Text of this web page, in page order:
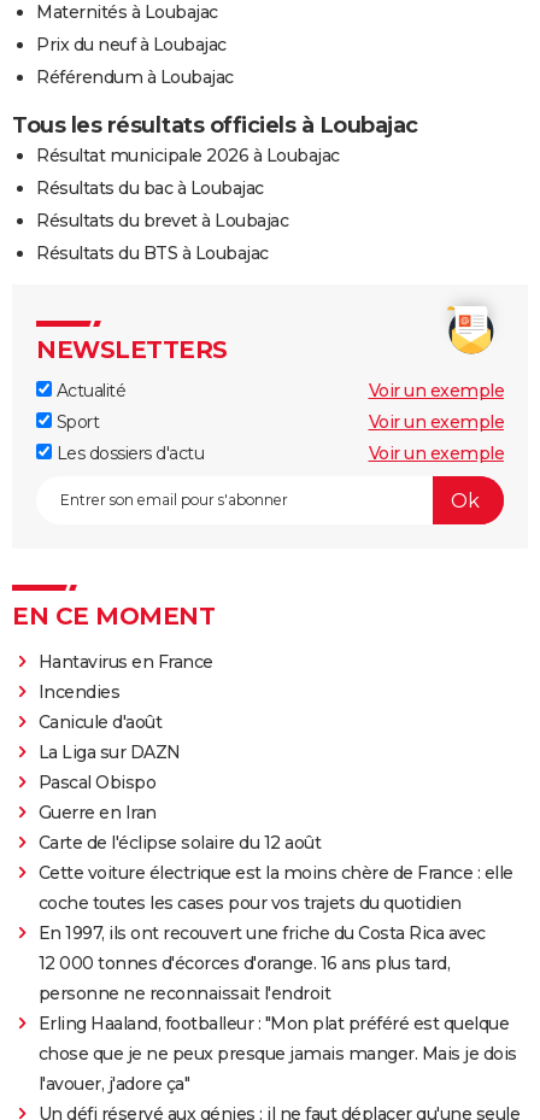
Maternités à Loubajac
Prix du neuf à Loubajac
Référendum à Loubajac
Tous les résultats officiels à Loubajac
Résultat municipale 2026 à Loubajac
Résultats du bac à Loubajac
Résultats du brevet à Loubajac
Résultats du BTS à Loubajac
NEWSLETTERS
Actualité
Voir un exemple
Sport
Voir un exemple
Les dossiers d'actu
Voir un exemple
EN CE MOMENT
Hantavirus en France
Incendies
Canicule d'août
La Liga sur DAZN
Pascal Obispo
Guerre en Iran
Carte de l'éclipse solaire du 12 août
Cette voiture électrique est la moins chère de France : elle
coche toutes les cases pour vos trajets du quotidien
En 1997, ils ont recouvert une friche du Costa Rica avec
12 000 tonnes d'écorces d'orange. 16 ans plus tard,
personne ne reconnaissait l'endroit
Erling Haaland, footballeur : "Mon plat préféré est quelque
chose que je ne peux presque jamais manger. Mais je dois
l'avouer, j'adore ça"
Un défi réservé aux génies : il ne faut déplacer qu'une seule